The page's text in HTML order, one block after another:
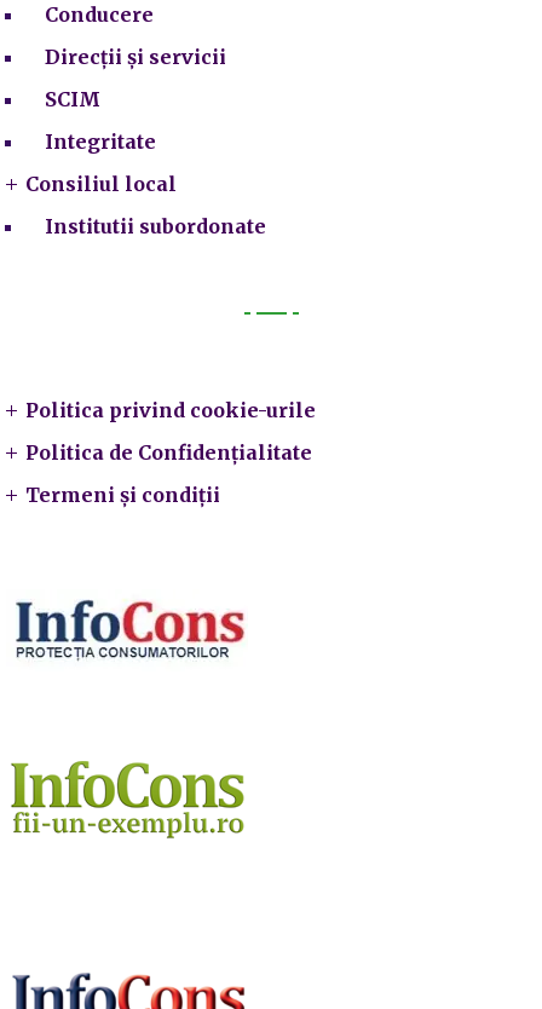
Conducere
Direcții și servicii
SCIM
Integritate
Consiliul local
Institutii subordonate
Politica privind cookie-urile
Politica de Confidențialitate
Termeni și condiții